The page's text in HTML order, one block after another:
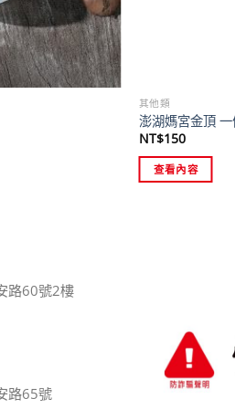
其他類
澎湖媽宮金頂
NT$150
查看內容
路60號2樓
路65號